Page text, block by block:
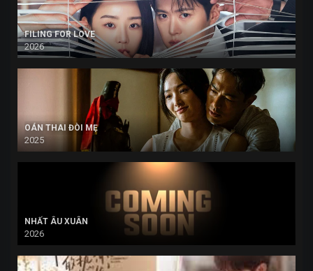
FILING FOR LOVE
2026
OÁN THAI ĐÒI MẸ
2025
NHẤT ÂU XUÂN
2026